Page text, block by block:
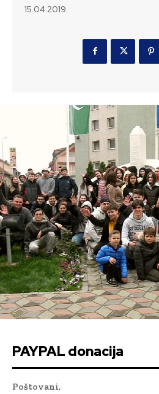
15.04.2019.
PAYPAL donacija
Poštovani,